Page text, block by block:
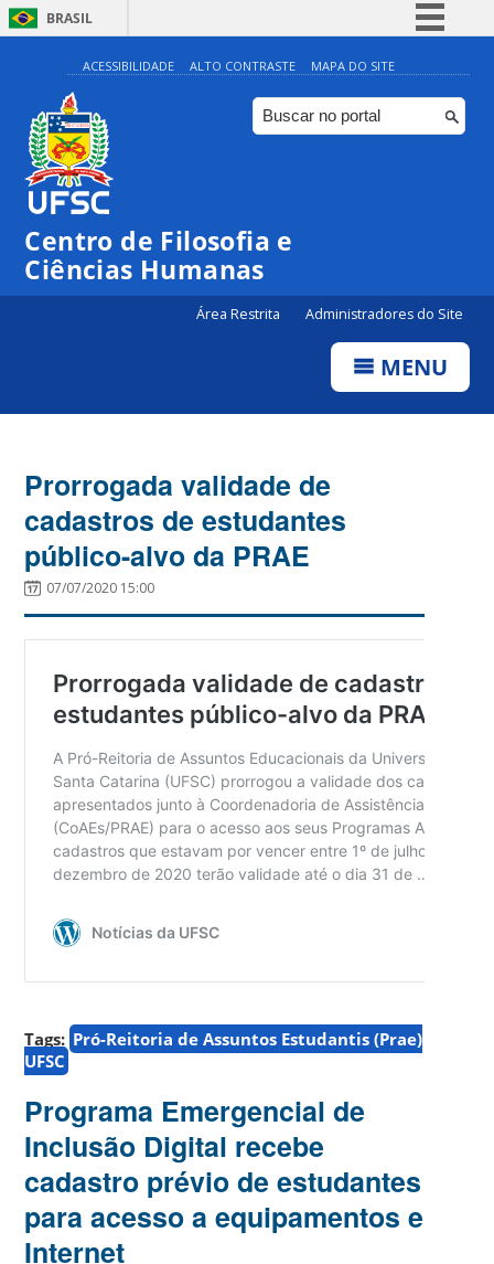
BRASIL
Simplifique!
Comunica BR
Participe
ACESSIBILIDADE ALTO CONTRASTE MAPA DO SITE
Centro de Filosofia e
Ciências Humanas
Área Restrita Administradores do Site
MENU
Prorrogada validade de
cadastros de estudantes
público-alvo da PRAE
07/07/2020 15:00
Tags: Pró-Reitoria de Assuntos Estudantis (Prae)
UFSC
Programa Emergencial de
Inclusão Digital recebe
cadastro prévio de estudantes
para acesso a equipamentos e
Internet